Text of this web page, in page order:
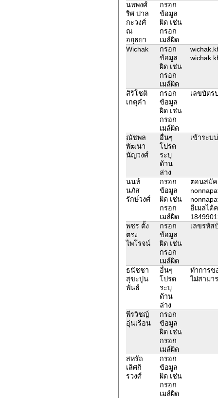
นพพงศ์
ริศ ปาล
กะวงศ์
ณ
อยุธยา
กรอก
ข้อมูล
ผิด เช่น
กรอก
เมล์ผิด
Wichak
กรอก
ข้อมูล
ผิด เช่น
กรอก
เมล์ผิด
สิริโชติ
เกตุคำ
กรอก
ข้อมูล
ผิด เช่น
กรอก
เมล์ผิด
เลขบัตร
ณัชพล
พัฒนา
นัญวงศ์
อื่นๆ
โปรด
ระบุ
ด้าน
ล่าง
เข้าระบ
นนท์
นภัส
รักษ์วงศ์
กรอก
ข้อมูล
ผิด เช่น
กรอก
เมล์ผิด
ตอนสมัค
อีเมลได้
พชร ตั้ง
ตรง
ไพโรจน์
กรอก
ข้อมูล
ผิด เช่น
กรอก
เมล์ผิด
เลขรหัส
ธนัชชา
สุขะปูน
พันธ์
อื่นๆ
โปรด
ระบุ
ด้าน
ล่าง
ทำการข
ไม่สามา
พีรวิชญ์
อุ่นเรือน
กรอก
ข้อมูล
ผิด เช่น
กรอก
เมล์ผิด
สหรัถ
เลิศกิ
รวงศ์
กรอก
ข้อมูล
ผิด เช่น
กรอก
เมล์ผิด